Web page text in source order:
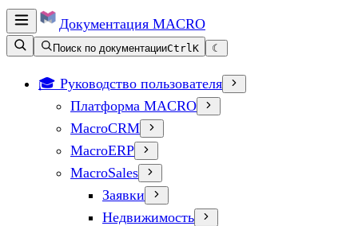
Документация MACRO
Поиск по документацииCtrlK ☾
🎓 Руководство пользователя
Платформа MACRO
MacroCRM
MacroERP
MacroSales
Заявки
Недвижимость